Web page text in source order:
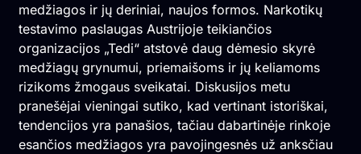
medžiagos ir jų deriniai, naujos formos. Narkotikų
testavimo paslaugas Austrijoje teikiančios
organizacijos „Tedi“ atstovė daug dėmesio skyrė
medžiagų grynumui, priemaišoms ir jų keliamoms
rizikoms žmogaus sveikatai. Diskusijos metu
pranešėjai vieningai sutiko, kad vertinant istoriškai,
tendencijos yra panašios, tačiau dabartinėje rinkoje
esančios medžiagos yra pavojingesnės už anksčiau